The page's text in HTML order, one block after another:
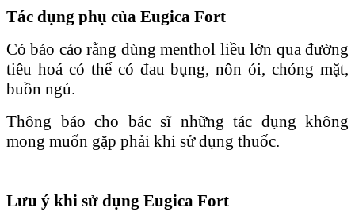
Tác dụng phụ của Eugica Fort
Có báo cáo rằng dùng menthol liều lớn qua đường
tiêu hoá có thể có đau bụng, nôn ói, chóng mặt,
buồn ngủ.
Thông báo cho bác sĩ những tác dụng không
mong muốn gặp phải khi sử dụng thuốc.
Lưu ý khi sử dụng Eugica Fort